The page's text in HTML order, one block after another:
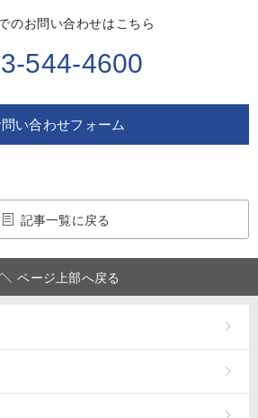
のお問い合わせはこちら
544-4600
い合わせフォーム
記事一覧に戻る
ページ上部へ戻る